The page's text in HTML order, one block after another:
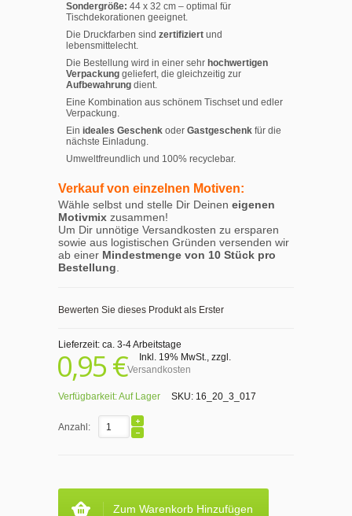
Sondergröße: 44 x 32 cm – optimal für
Tischdekorationen geeignet.
Die Druckfarben sind zertifiziert und
lebensmittelecht.
Die Bestellung wird in einer sehr hochwertigen
Verpackung geliefert, die gleichzeitig zur
Aufbewahrung dient.
Eine Kombination aus schönem Tischset und edler
Verpackung.
Ein ideales Geschenk oder Gastgeschenk für die
nächste Einladung.
Umweltfreundlich und 100% recyclebar.
Verkauf von einzelnen Motiven:
Wähle selbst und stelle Dir Deinen eigenen
Motivmix zusammen!
Um Dir unnötige Versandkosten zu ersparen
sowie aus logistischen Gründen versenden wir
ab einer Mindestmenge von 10 Stück pro
Bestellung.
Bewerten Sie dieses Produkt als Erster
Lieferzeit: ca. 3-4 Arbeitstage
0,95 € Inkl. 19% MwSt., zzgl.
Versandkosten
Verfügbarkeit:Auf Lager SKU: 16_20_3_017
Anzahl:
Zum Warenkorb Hinzufügen